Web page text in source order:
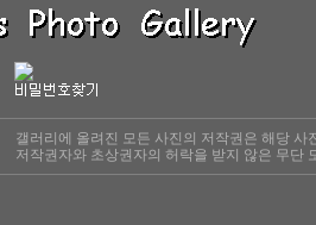
갤러리에 올려진 모든 사진의 저작권은 해당
저작권자와 초상권자의 허락을 받지 않은 무단